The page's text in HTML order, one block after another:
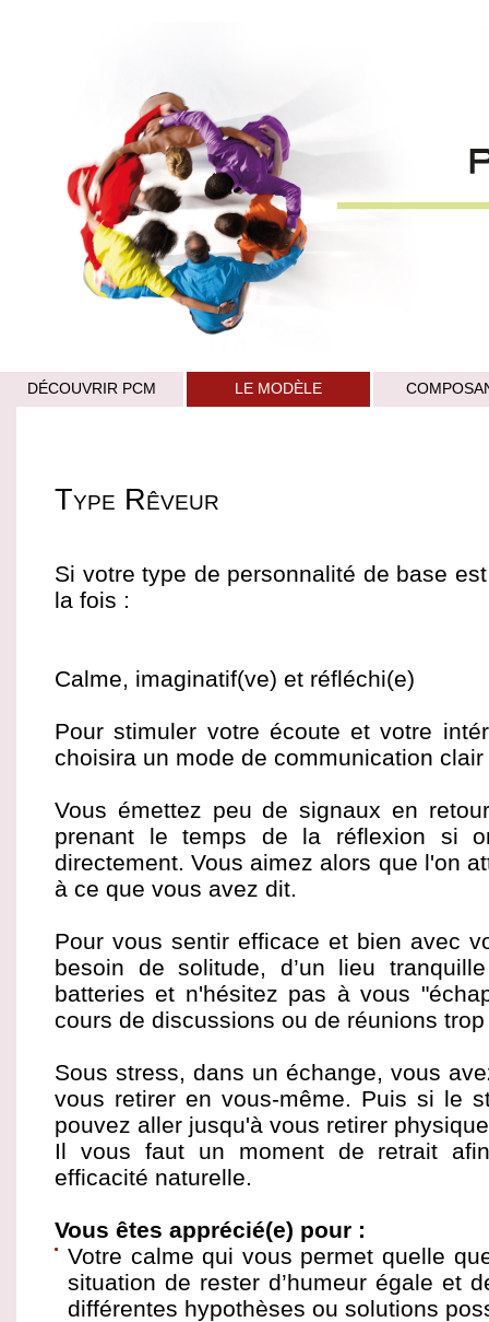
DÉCOUVRIR PCM LE MODÈLE
Type Rêveur
Si votre type de personnalité de base
la fois :
Calme, imaginatif(ve) et réfléchi(e)
Pour stimuler votre écoute et votre
choisira un mode de communication
Vous émettez peu de signaux en
prenant le temps de la réflexion si
directement. Vous aimez alors que l'on
à ce que vous avez dit.
Pour vous sentir efficace et bien avec
besoin de solitude, d’un lieu
batteries et n'hésitez pas à vous
cours de discussions ou de réunions
Sous stress, dans un échange, vous
vous retirer en vous-même. Puis si le
pouvez aller jusqu'à vous retirer
Il vous faut un moment de retrait
efficacité naturelle.
Vous êtes apprécié(e) pour :
Votre calme qui vous permet quelle
situation de rester d’humeur égale et
différentes hypothèses ou solutions